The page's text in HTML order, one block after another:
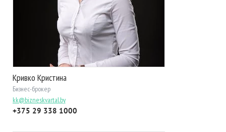
Кривко Кристина
Бизнес-брокер
kk@bizneskvartal.by
+375 29 338 1000